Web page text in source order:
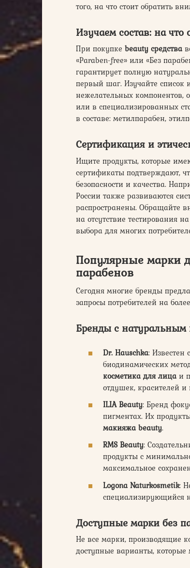
того, на что стоит обратить
Изучаем состав: на
При покупке beauty средства
«Paraben-free» или «Без
гарантирует полную
первый шаг. Изучайте список
нежелательных компонентов,
или в специализированных
в составе: метилпарабен,
Сертификация и
Ищите продукты, которые
сертификаты подтверждают,
безопасности и качества.
России также развиваются
распространены. Обращайте
на отсутствие тестирования
выбора для многих
Популярные марки
парабенов
Сегодня многие бренды
запросы потребителей на
Бренды с натуральным
Dr. Hauschka:
биодинамических
косметика для лица и
отдушек, красителей и
ILIA Beauty: Бренд
пигментах. Их
макияжа beauty.
RMS Beauty:
продукты с
максимальное
Logona Naturkosmetik:
специализирующийся
Доступные марки без
Не все марки, производящие
доступные варианты,